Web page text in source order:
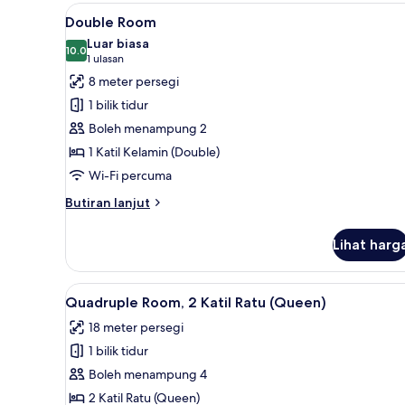
(Single)
Lihat
semua
foto
untuk
Double
Room
Double Room | Langsir/tirai
1
Double Room
10.010.0 daripada 10
Luar biasa
1 ulasan
(1
ulasan)
8 meter persegi
1 bilik tidur
Boleh menampung 2
1 Katil Kelamin (Double)
Wi-Fi percuma
Butiran lanjut
Butiran
Room
Lihat
Lihat
semua
foto
untuk
Quadruple
Room,
Quadruple Room, 2 Katil
1
Quadruple Room, 2 Katil Ratu (Queen)
18 meter persegi
1 bilik tidur
Boleh menampung 4
2 Katil Ratu (Queen)